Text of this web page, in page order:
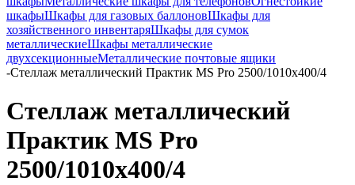
шкафыШкафы для газовых баллоновШкафы для
хозяйственного инвентаряШкафы для сумок
металлическиеШкафы металлические
двухсекционныеМеталлические почтовые ящики
-Стеллаж металлический Практик MS Pro 2500/1010x400/4
Стеллаж металлический
Практик MS Pro
2500/1010x400/4